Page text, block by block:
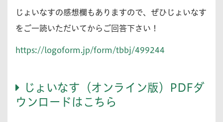
じょいなすの感想欄もありますので、ぜひじょいなす
をご一読いただいてからご回答下さい！
https://logoform.jp/form/tbbj/499244
じょいなす（オンライン版）PDFダ
ウンロードはこちら